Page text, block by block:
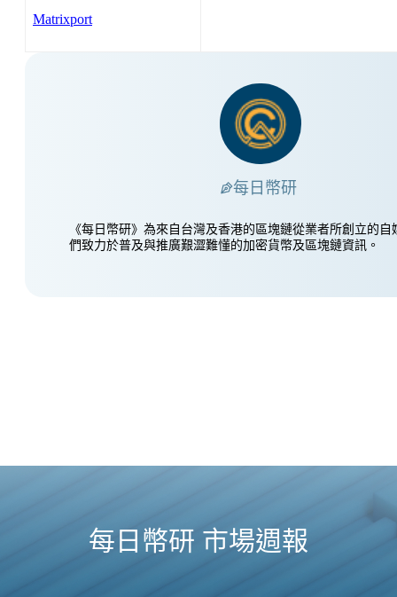
Matrixport
每日幣研
《每日幣研》為來自台灣及香港的區塊鏈從業者所創立的自
們致力於普及與推廣艱澀難懂的加密貨幣及區塊鏈資訊。
每日幣研 市場週報